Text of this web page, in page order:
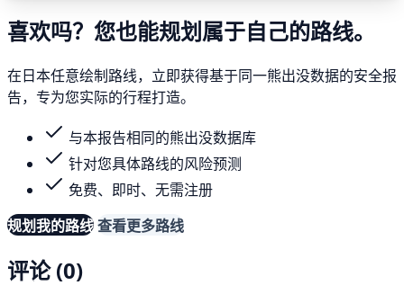
喜欢吗？您也能规划属于自己的路线。
在日本任意绘制路线，立即获得基于同一熊出没数据的安全报
告，专为您实际的行程打造。
与本报告相同的熊出没数据库
针对您具体路线的风险预测
免费、即时、无需注册
规划我的路线查看更多路线
评论 (0)